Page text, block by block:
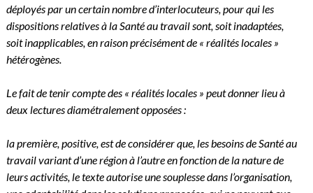
déployés par un certain nombre d’interlocuteurs, pour qui les
dispositions relatives à la Santé au travail sont, soit inadaptées,
soit inapplicables, en raison précisément de « réalités locales »
hétérogènes.
Le fait de tenir compte des « réalités locales » peut donner lieu à
deux lectures diamétralement opposées :
la première, positive, est de considérer que, les besoins de Santé au
travail variant d’une région à l’autre en fonction de la nature de
leurs activités, le texte autorise une souplesse dans l’organisation,